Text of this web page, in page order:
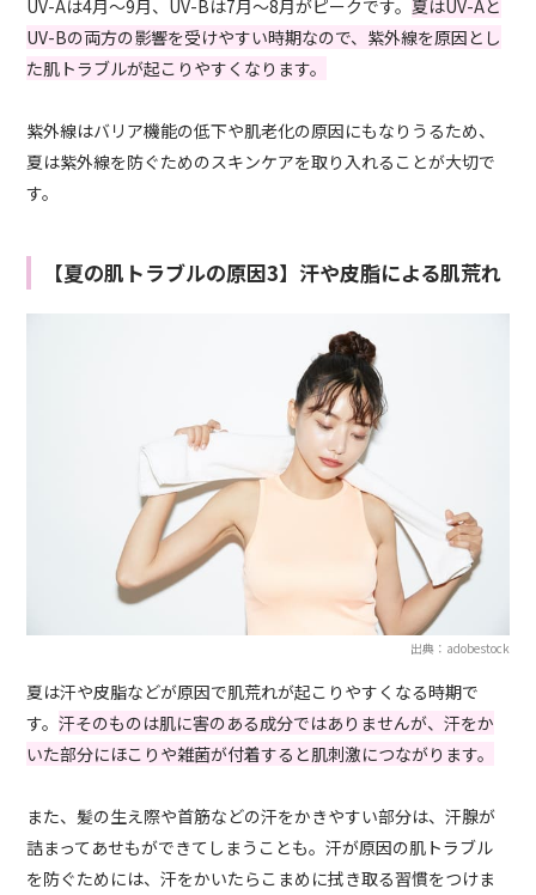
UV-Aは4月～9月、UV-Bは7月～8月がピークです。 夏はUV-Aと
UV-Bの両方の影響を受けやすい時期なので、紫外線を原因とし
た肌トラブルが起こりやすくなります。
紫外線はバリア機能の低下や肌老化の原因にもなりうるため、
夏は紫外線を防ぐためのスキンケアを取り入れることが大切で
す。
【夏の肌トラブルの原因3】汗や皮脂による肌荒れ
出典：adobestock
夏は汗や皮脂などが原因で肌荒れが起こりやすくなる時期で
す。汗そのものは肌に害のある成分ではありませんが、汗をか
いた部分にほこりや雑菌が付着すると肌刺激につながります。
また、髪の生え際や首筋などの汗をかきやすい部分は、汗腺が
詰まってあせもができてしまうことも。汗が原因の肌トラブル
を防ぐためには、汗をかいたらこまめに拭き取る習慣をつけま